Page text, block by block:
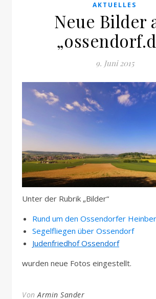
AKTUELLES
Neue Bilder
9. Juni 2015
Unter der Rubrik „Bilder“
Rund um den Ossendorfer
Segelfliegen über Ossendorf
Judenfriedhof Ossendorf
wurden neue Fotos eingestellt.
VonArmin Sander